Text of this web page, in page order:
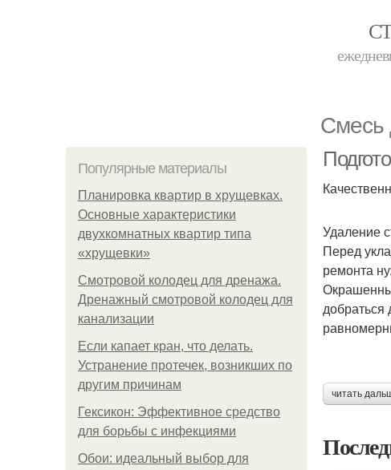
Смесь
Популярные материалы
Планировка квартир в хрущевках.
Основные характеристики
двухкомнатных квартир типа
«хрущевки»
Смотровой колодец для дренажа.
Дренажный смотровой колодец для
канализации
Если капает кран, что делать.
Устранение протечек, возникших по
другим причинам
Гексикон: Эффективное средство
для борьбы с инфекциями
Обои: идеальный выбор для
Удаление
Перед
ремонта
добраться
читать